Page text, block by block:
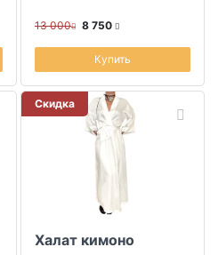
13 000 8 750
Купить
Скидка
Халат кимоно